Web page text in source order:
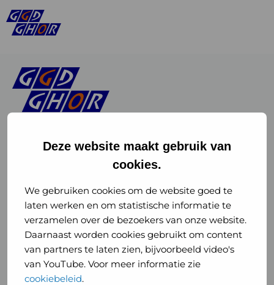
Deze website maakt gebruik van
cookies.
We gebruiken cookies om de website goed te
laten werken en om statistische informatie te
verzamelen over de bezoekers van onze website.
Daarnaast worden cookies gebruikt om content
van partners te laten zien, bijvoorbeeld video's
van YouTube. Voor meer informatie zie
cookiebeleid.
of
GGD
GHOR
Nederland
Instagram
of
GGD
GHOR
Nederland
GGD Reizen op social media
GGD Reizen